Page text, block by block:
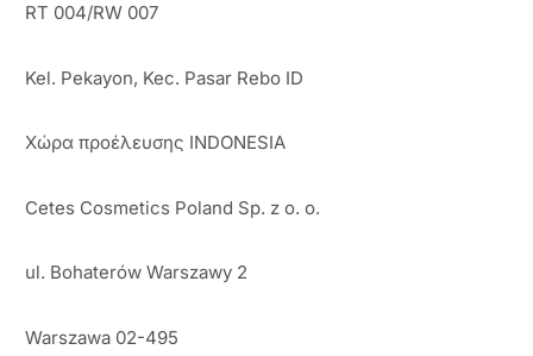
RT 004/RW 007
Kel. Pekayon, Kec. Pasar Rebo ID
Χώρα προέλευσης INDONESIA
Cetes Cosmetics Poland Sp. z o. o.
ul. Bohaterów Warszawy 2
Warszawa 02-495